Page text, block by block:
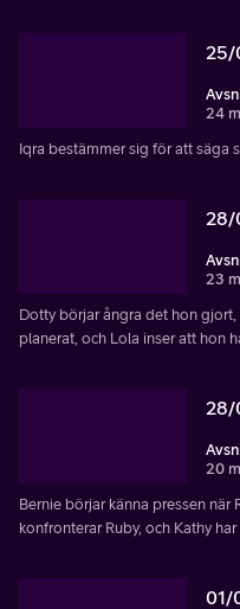
25/
24
Iqra bestämmer sig för att säga
28/
23
Dotty börjar ångra det hon
planerat, och Lola inser att hon
28/
20
Bernie börjar känna pressen när
konfronterar Ruby, och Kathy
01/